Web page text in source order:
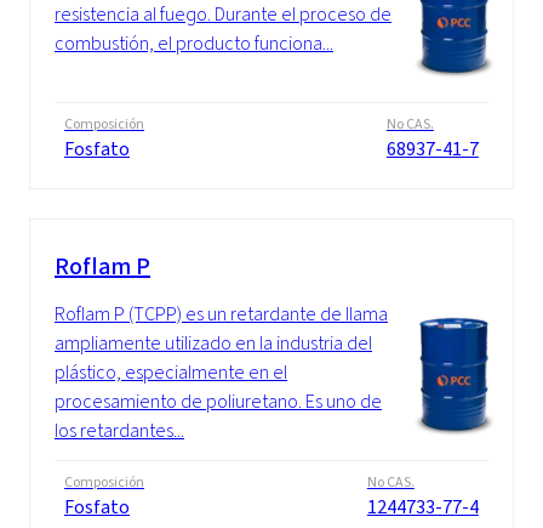
resistencia al fuego. Durante el proceso de
combustión, el producto funciona...
Composición
Fosfato
No CAS.
68937-41-7
Roflam P
Roflam P (TCPP) es un retardante de llama
ampliamente utilizado en la industria del
plástico, especialmente en el
procesamiento de poliuretano. Es uno de
los retardantes...
Composición
Fosfato
No CAS.
1244733-77-4